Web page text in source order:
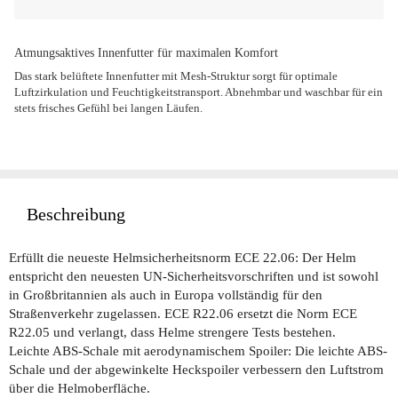
Atmungsaktives Innenfutter für maximalen Komfort
Das stark belüftete Innenfutter mit Mesh-Struktur sorgt für optimale
Luftzirkulation und Feuchtigkeitstransport. Abnehmbar und waschbar für ein
stets frisches Gefühl bei langen Läufen.
Beschreibung
Erfüllt die neueste Helmsicherheitsnorm ECE 22.06: Der Helm
entspricht den neuesten UN-Sicherheitsvorschriften und ist sowohl
in Großbritannien als auch in Europa vollständig für den
Straßenverkehr zugelassen. ECE R22.06 ersetzt die Norm ECE
R22.05 und verlangt, dass Helme strengere Tests bestehen.
Leichte ABS-Schale mit aerodynamischem Spoiler: Die leichte ABS-
Schale und der abgewinkelte Heckspoiler verbessern den Luftstrom
über die Helmoberfläche.